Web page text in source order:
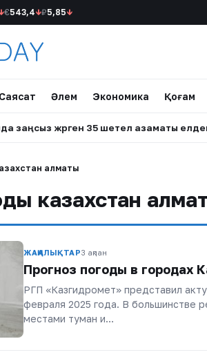
€543,4↓₽5,85↓
Саясат Әлем Экономика Қоғам
жүрген 35 шетел азаматы елден
алматы
казахстан
ЖАҢАЛЫҚТАР3 ақпан
Прогноз погоды в городах
РГП «Казгидромет» представил
февраля 2025 года. В большинстве
местами туман и…